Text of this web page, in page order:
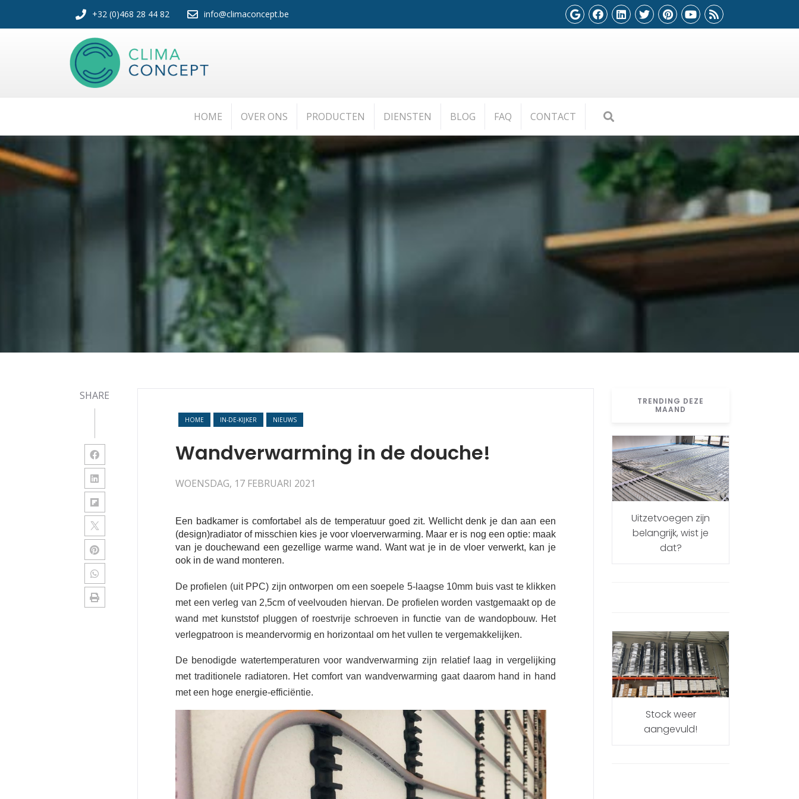
+32 (0)468 28 44 82 info@climaconcept.be
HOME OVER ONS PRODUCTEN DIENSTEN BLOG FAQ CONTACT
SHARE
HOME IN-DE-KIJKER NIEUWS
Wandverwarming in de douche!
WOENSDAG, 17 FEBRUARI 2021
Een badkamer is comfortabel als de temperatuur goed zit. Wellicht denk je dan aan een
(design)radiator of misschien kies je voor vloerverwarming. Maar er is nog een optie: maak
van je douchewand een gezellige warme wand. Want wat je in de vloer verwerkt, kan je
ook in de wand monteren.
De profielen (uit PPC) zijn ontworpen om een soepele 5-laagse 10mm buis vast te klikken
met een verleg van 2,5cm of veelvouden hiervan. De profielen worden vastgemaakt op de
wand met kunststof pluggen of roestvrije schroeven in functie van de wandopbouw. Het
verlegpatroon is meandervormig en horizontaal om het vullen te vergemakkelijken.
De benodigde watertemperaturen voor wandverwarming zijn relatief laag in vergelijking
met traditionele radiatoren. Het comfort van wandverwarming gaat daarom hand in hand
met een hoge energie-efficiëntie.
TRENDING DEZE
MAAND
Uitzetvoegen zijn
belangrijk, wist je
dat?
Stock weer
aangevuld!